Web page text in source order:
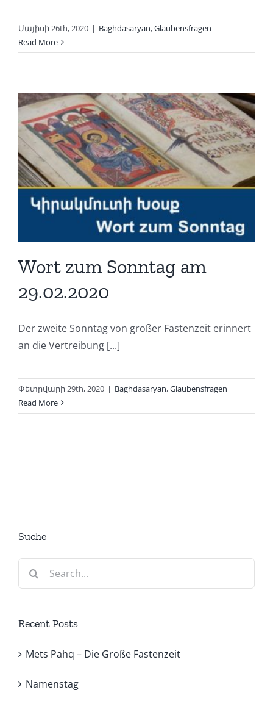
Մայիսի 26th, 2020 | Baghdasaryan,Glaubensfragen
Read More
Wort zum Sonntag am
29.02.2020
Der zweite Sonntag von großer Fastenzeit erinnert
an die Vertreibung [...]
Փետրվարի 29th, 2020 | Baghdasaryan,Glaubensfragen
Read More
Suche
Search
Recent Posts
Mets Pahq – Die Große Fastenzeit
Namenstag